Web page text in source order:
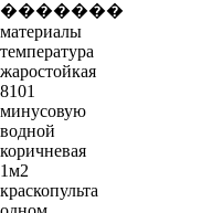
�������
материалы
температура
жаростойкая
8101
минусовую
водной
коричневая
1м2
краскопульта